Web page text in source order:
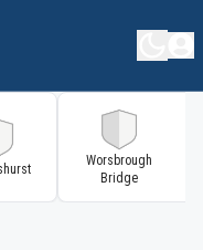
Worsbrough
Bridge